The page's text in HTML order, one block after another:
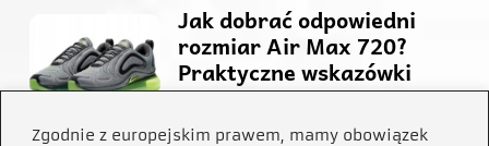
Zgodnie z europejskim prawem, mamy obowiązek
Jak dobrać odpowiedni
rozmiar Air Max 720?
Praktyczne wskazówki